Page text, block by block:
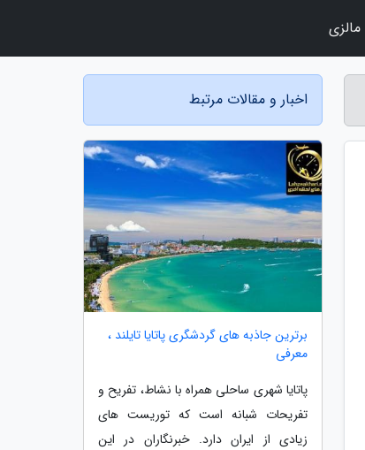
اخبار و مقالات مرتبط
برترین جاذبه های گردشگری پاتایا تایلند ،
معرفی
پاتایا شهری ساحلی همراه با نشاط، تفریح و
تفریحات شبانه است که توریست های
زیادی از ایران دارد. خبرنگاران در این